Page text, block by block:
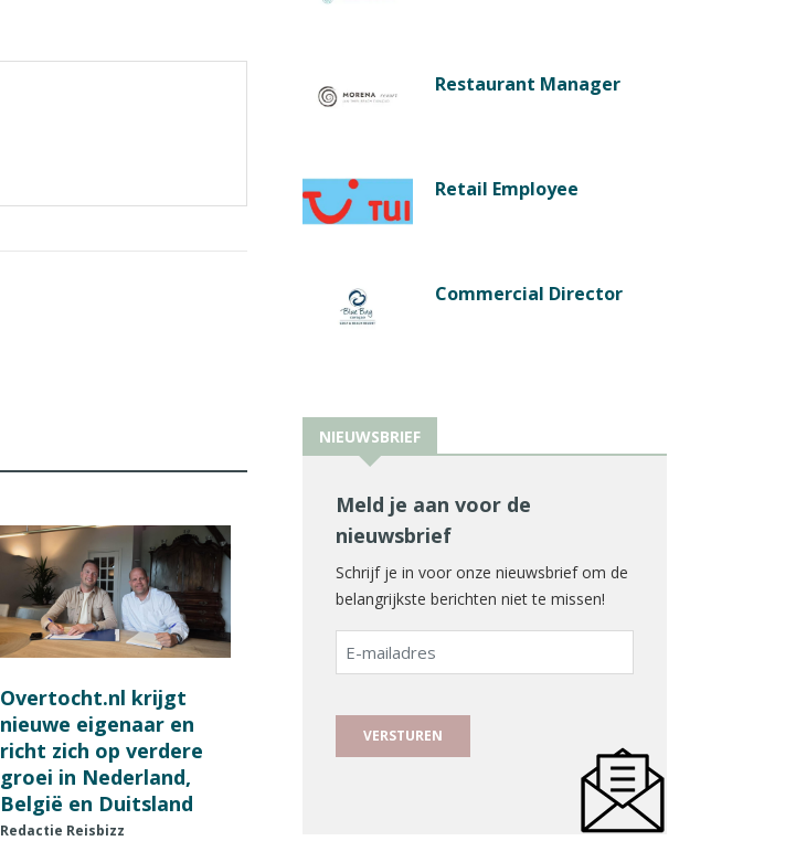
Overtocht.nl krijgt
nieuwe eigenaar en
richt zich op verdere
groei in Nederland,
België en Duitsland
Redactie Reisbizz
Restaurant Manager
Retail Employee
Commercial Director
NIEUWSBRIEF
Meld je aan voor de
nieuwsbrief
Schrijf je in voor onze nieuwsbrief om de
belangrijkste berichten niet te missen!
E-
mailadres